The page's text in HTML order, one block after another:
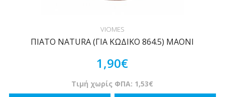
VIOMES
ΠΙΑΤΟ NATURA (ΓΙΑ ΚΩΔΙΚΟ 864.5) MAONI
1,90€
Τιμή χωρίς ΦΠΑ: 1,53€